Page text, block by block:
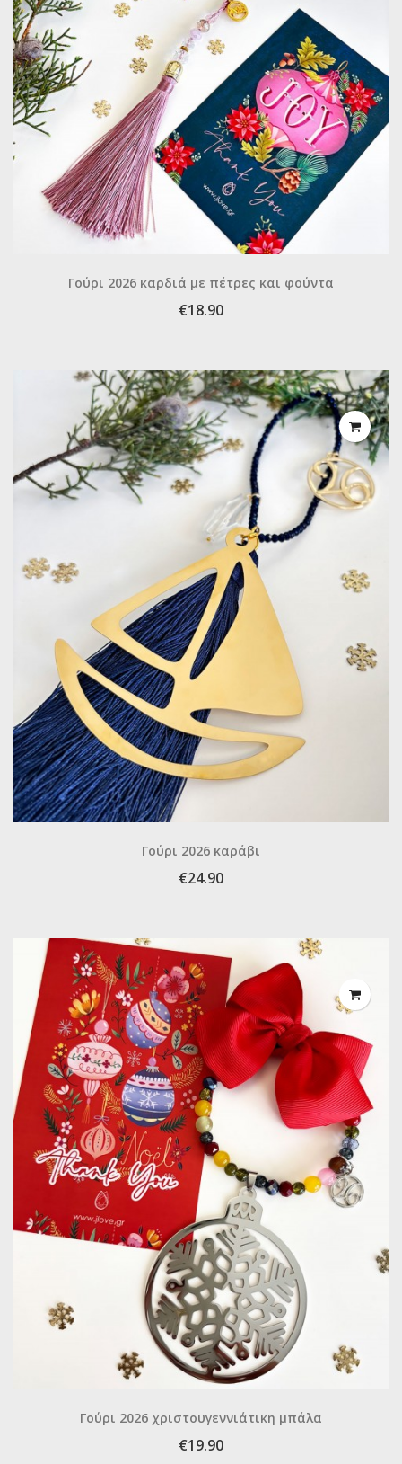
Γούρι 2026 καρδιά με πέτρες και φούντα
€18.90
Γούρι 2026 καράβι
€24.90
Γούρι 2026 χριστουγεννιάτικη μπάλα
€19.90